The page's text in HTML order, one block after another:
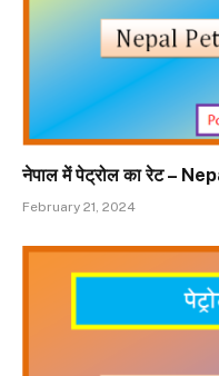
नेपाल में पेट्रोल का रेट –
February 21, 2024